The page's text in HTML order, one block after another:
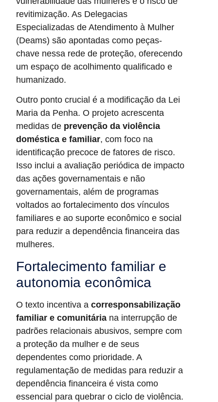
revitimização. As Delegacias
Especializadas de Atendimento à Mulher
(Deams) são apontadas como peças-
chave nessa rede de proteção, oferecendo
um espaço de acolhimento qualificado e
humanizado.
Outro ponto crucial é a modificação da Lei
Maria da Penha. O projeto acrescenta
medidas de prevenção da violência
doméstica e familiar, com foco na
identificação precoce de fatores de risco.
Isso inclui a avaliação periódica de impacto
das ações governamentais e não
governamentais, além de programas
voltados ao fortalecimento dos vínculos
familiares e ao suporte econômico e social
para reduzir a dependência financeira das
mulheres.
Fortalecimento familiar e
autonomia econômica
O texto incentiva a corresponsabilização
familiar e comunitária na interrupção de
padrões relacionais abusivos, sempre com
a proteção da mulher e de seus
dependentes como prioridade. A
regulamentação de medidas para reduzir a
dependência financeira é vista como
essencial para quebrar o ciclo de violência.